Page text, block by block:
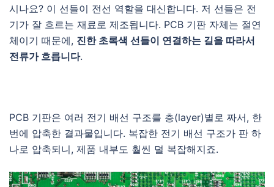
시나요? 이 선들이 전선 역할을 대신합니다. 저 선들은 전
기가 잘 흐르는 재료로 제조됩니다. PCB 기판 자체는 절연
체이기 때문에, 진한 초록색 선들이 연결하는 길을 따라서
전류가 흐릅니다.
PCB 기판은 여러 전기 배선 구조를 층(layer)별로 짜서, 한
번에 압축한 결과물입니다. 복잡한 전기 배선 구조가 판 하
나로 압축되니, 제품 내부도 훨씬 덜 복잡해지죠.